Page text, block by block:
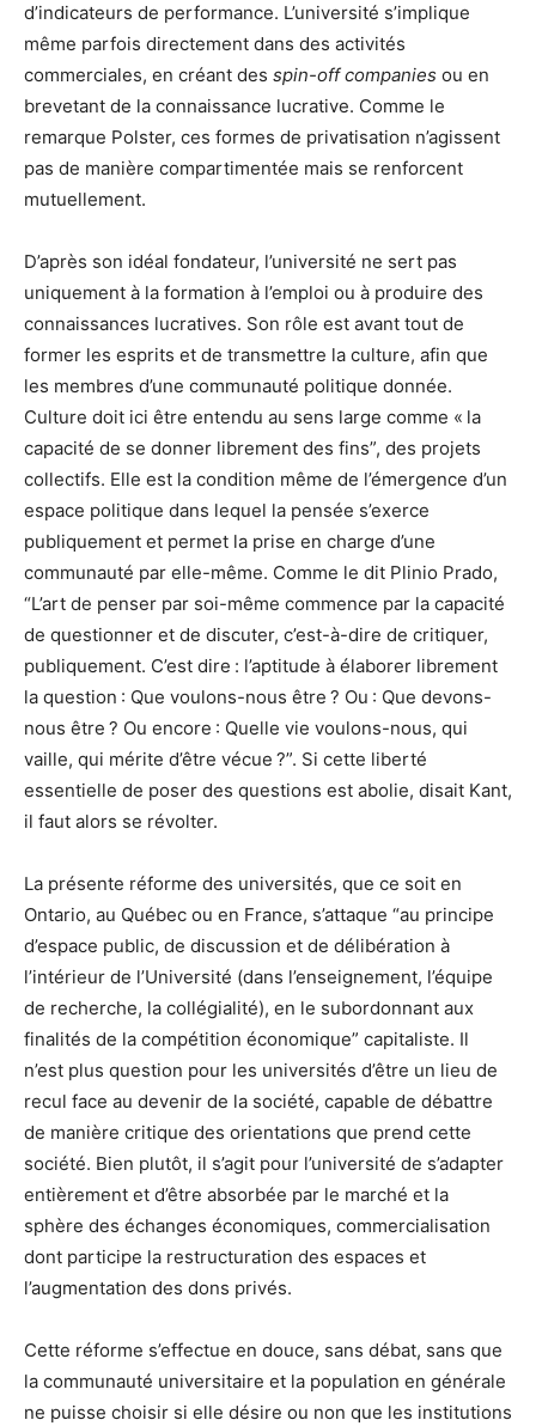
d’indicateurs de performance. L’université s’implique
même parfois directement dans des activités
commerciales, en créant des spin-off companies ou en
brevetant de la connaissance lucrative. Comme le
remarque Polster, ces formes de privatisation n’agissent
pas de manière compartimentée mais se renforcent
mutuellement.
D’après son idéal fondateur, l’université ne sert pas
uniquement à la formation à l’emploi ou à produire des
connaissances lucratives. Son rôle est avant tout de
former les esprits et de transmettre la culture, afin que
les membres d’une communauté politique donnée.
Culture doit ici être entendu au sens large comme « la
capacité de se donner librement des fins”, des projets
collectifs. Elle est la condition même de l’émergence d’un
espace politique dans lequel la pensée s’exerce
publiquement et permet la prise en charge d’une
communauté par elle-même. Comme le dit Plinio Prado,
“L’art de penser par soi-même commence par la capacité
de questionner et de discuter, c’est-à-dire de critiquer,
publiquement. C’est dire : l’aptitude à élaborer librement
la question : Que voulons-nous être ? Ou : Que devons-
nous être ? Ou encore : Quelle vie voulons-nous, qui
vaille, qui mérite d’être vécue ?”. Si cette liberté
essentielle de poser des questions est abolie, disait Kant,
il faut alors se révolter.
La présente réforme des universités, que ce soit en
Ontario, au Québec ou en France, s’attaque “au principe
d’espace public, de discussion et de délibération à
l’intérieur de l’Université (dans l’enseignement, l’équipe
de recherche, la collégialité), en le subordonnant aux
finalités de la compétition économique” capitaliste. Il
n’est plus question pour les universités d’être un lieu de
recul face au devenir de la société, capable de débattre
de manière critique des orientations que prend cette
société. Bien plutôt, il s’agit pour l’université de s’adapter
entièrement et d’être absorbée par le marché et la
sphère des échanges économiques, commercialisation
dont participe la restructuration des espaces et
l’augmentation des dons privés.
Cette réforme s’effectue en douce, sans débat, sans que
la communauté universitaire et la population en générale
ne puisse choisir si elle désire ou non que les institutions